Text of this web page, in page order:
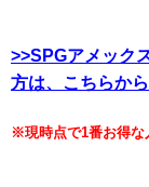
>>SPGアメック
方は、こちらか
※現時点で1番お得な